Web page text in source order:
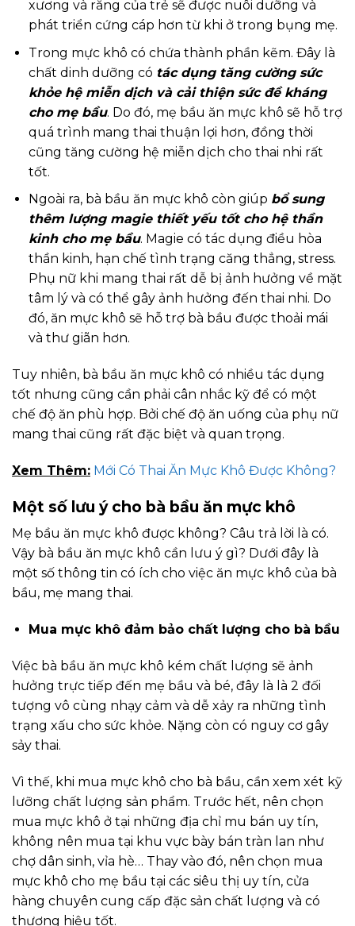
xương và răng của trẻ sẽ được nuôi dưỡng và
phát triển cứng cáp hơn từ khi ở trong bụng mẹ.
Trong mực khô có chứa thành phần kẽm. Đây là
chất dinh dưỡng có tác dụng tăng cường sức
khỏe hệ miễn dịch và cải thiện sức đề kháng
cho mẹ bầu. Do đó, mẹ bầu ăn mực khô sẽ hỗ trợ
quá trình mang thai thuận lợi hơn, đồng thời
cũng tăng cường hệ miễn dịch cho thai nhi rất
tốt.
Ngoài ra, bà bầu ăn mực khô còn giúp bổ sung
thêm lượng magie thiết yếu tốt cho hệ thần
kinh cho mẹ bầu. Magie có tác dụng điều hòa
thần kinh, hạn chế tình trạng căng thẳng, stress.
Phụ nữ khi mang thai rất dễ bị ảnh hưởng về mặt
tâm lý và có thể gây ảnh hưởng đến thai nhi. Do
đó, ăn mực khô sẽ hỗ trợ bà bầu được thoải mái
và thư giãn hơn.
Tuy nhiên, bà bầu ăn mực khô có nhiều tác dụng
tốt nhưng cũng cần phải cân nhắc kỹ để có một
chế độ ăn phù hợp. Bởi chế độ ăn uống của phụ nữ
mang thai cũng rất đặc biệt và quan trọng.
Xem Thêm: Mới Có Thai Ăn Mực Khô Được Không?
Một số lưu ý cho bà bầu ăn mực khô
Mẹ bầu ăn mực khô được không? Câu trả lời là có.
Vậy bà bầu ăn mực khô cần lưu ý gì? Dưới đây là
một số thông tin có ích cho việc ăn mực khô của bà
bầu, mẹ mang thai.
Mua mực khô đảm bảo chất lượng cho bà bầu
Việc bà bầu ăn mực khô kém chất lượng sẽ ảnh
hưởng trực tiếp đến mẹ bầu và bé, đây là là 2 đối
tượng vô cùng nhạy cảm và dễ xảy ra những tình
trạng xấu cho sức khỏe. Nặng còn có nguy cơ gây
sảy thai.
Vì thế, khi mua mực khô cho bà bầu, cần xem xét kỹ
lưỡng chất lượng sản phẩm. Trước hết, nên chọn
mua mực khô ở tại những địa chỉ mu bán uy tín,
không nên mua tại khu vực bày bán tràn lan như
chợ dân sinh, vỉa hè… Thay vào đó, nên chọn mua
mực khô cho mẹ bầu tại các siêu thị uy tín, cửa
hàng chuyên cung cấp đặc sản chất lượng và có
thương hiệu tốt.